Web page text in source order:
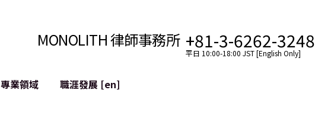
MONOLITH 律師事務所 +81-3-6262-3248
平日 10:00-18:00 JST [English Only]
專業領域
職涯發展 [en]